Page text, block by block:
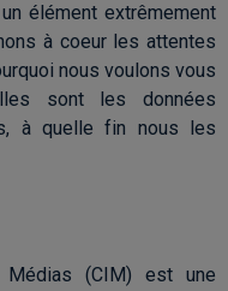
élément extrêmement
à coeur les attentes
nous voulons vous
sont les données
à quelle fin nous les
Médias (CIM) est une